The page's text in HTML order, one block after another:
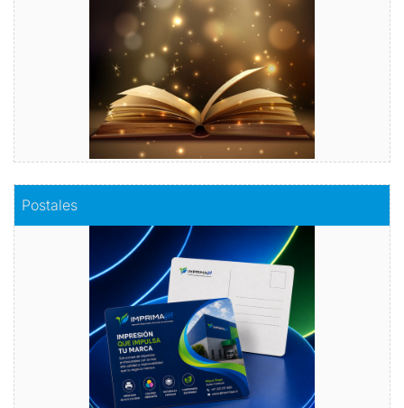
Postales
Dale vida a tus emociones con nuestras
postales.
Comprar
Comprar